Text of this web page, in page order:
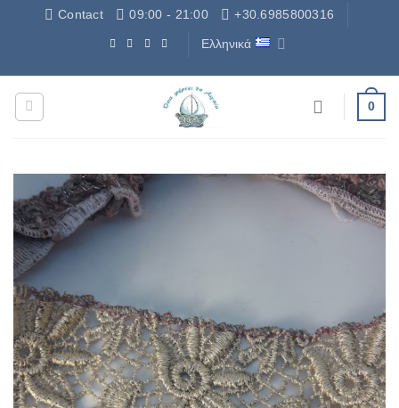
ΜετάβασηContact 09:00 - 21:00 +30.6985800316
Ελληνικά
0